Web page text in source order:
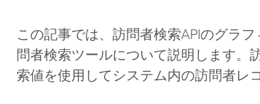
この記事では、訪問者検索APIのグラ
問者検索ツールについて説明します。
索値を使用してシステム内の訪問者レ